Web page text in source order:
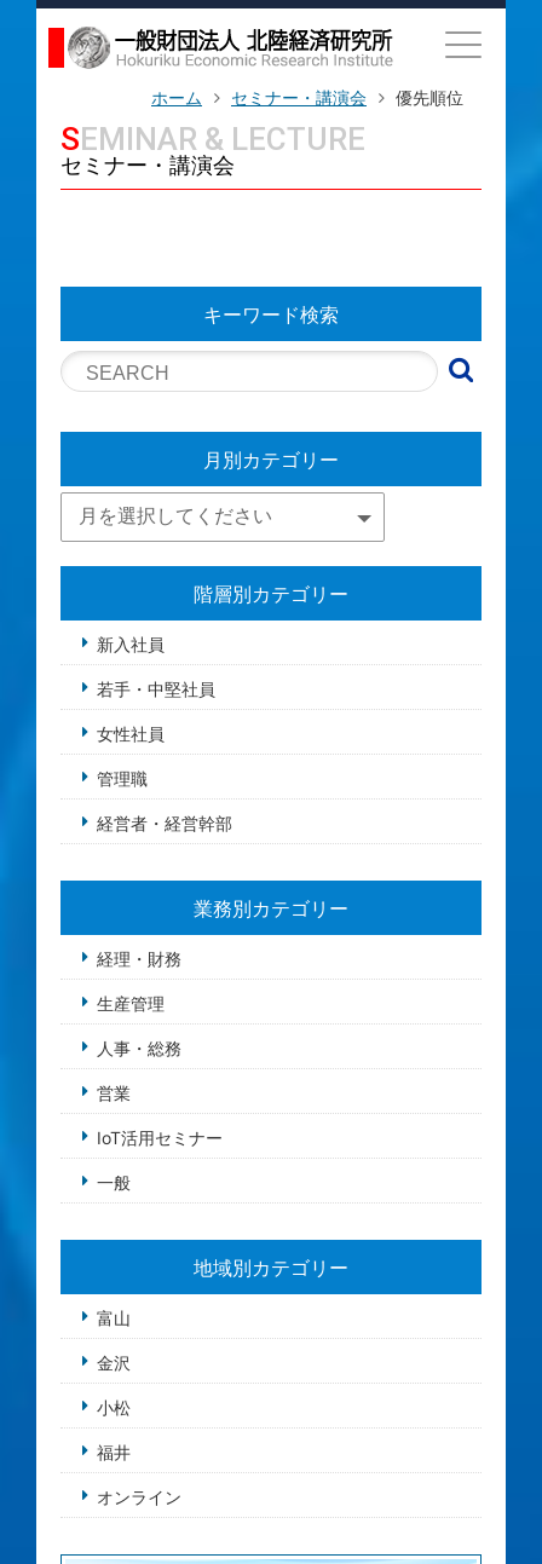
ホーム セミナー・講演会 優先順位
SEMINAR & LECTURE
セミナー・講演会
キーワード検索
月別カテゴリー
階層別カテゴリー
新入社員
若手・中堅社員
女性社員
管理職
経営者・経営幹部
業務別カテゴリー
経理・財務
生産管理
人事・総務
営業
IoT活用セミナー
一般
地域別カテゴリー
富山
金沢
小松
福井
オンライン